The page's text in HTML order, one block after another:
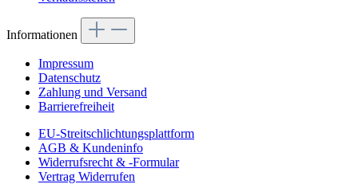
Informationen
Impressum
Datenschutz
Zahlung und Versand
Barrierefreiheit
EU-Streitschlichtungsplattform
AGB & Kundeninfo
Widerrufsrecht & -Formular
Vertrag Widerrufen